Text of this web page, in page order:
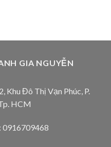
GIA NGUYỄN
Khu Đô Thị Vạn Phúc, P.
HCM
0916709468